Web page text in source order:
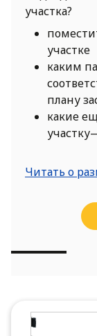
участка?
участке
каким
плану
какие
Читать о